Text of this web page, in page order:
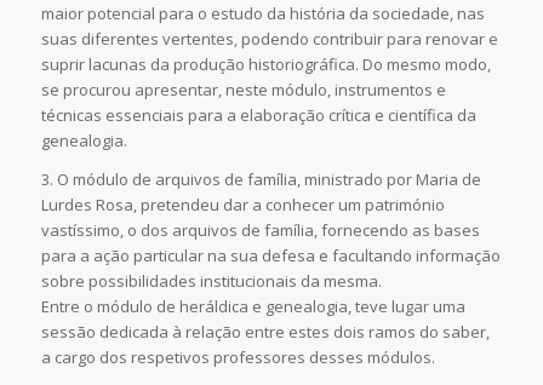
maior potencial para o estudo da história da sociedade, nas
suas diferentes vertentes, podendo contribuir para renovar e
suprir lacunas da produção historiográfica. Do mesmo modo,
se procurou apresentar, neste módulo, instrumentos e
técnicas essenciais para a elaboração crítica e científica da
genealogia.
3. O módulo de arquivos de família, ministrado por Maria de
Lurdes Rosa, pretendeu dar a conhecer um património
vastíssimo, o dos arquivos de família, fornecendo as bases
para a ação particular na sua defesa e facultando informação
sobre possibilidades institucionais da mesma.
Entre o módulo de heráldica e genealogia, teve lugar uma
sessão dedicada à relação entre estes dois ramos do saber,
a cargo dos respetivos professores desses módulos.